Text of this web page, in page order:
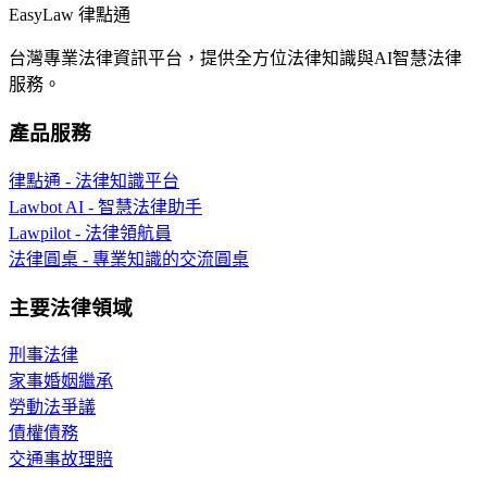
EasyLaw 律點通
台灣專業法律資訊平台，提供全方位法律知識與AI智慧法律
服務。
產品服務
律點通 - 法律知識平台
Lawbot AI - 智慧法律助手
Lawpilot - 法律領航員
法律圓桌 - 專業知識的交流圓桌
主要法律領域
刑事法律
家事婚姻繼承
勞動法爭議
債權債務
交通事故理賠